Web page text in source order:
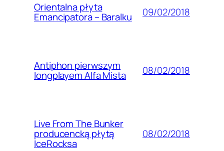
Orientalna płyta
Emancipatora – Baralku 09/02/2018
Antiphon pierwszym
longplayem Alfa Mista 08/02/2018
Live From The Bunker
producencką płytą
IceRocksa
08/02/2018